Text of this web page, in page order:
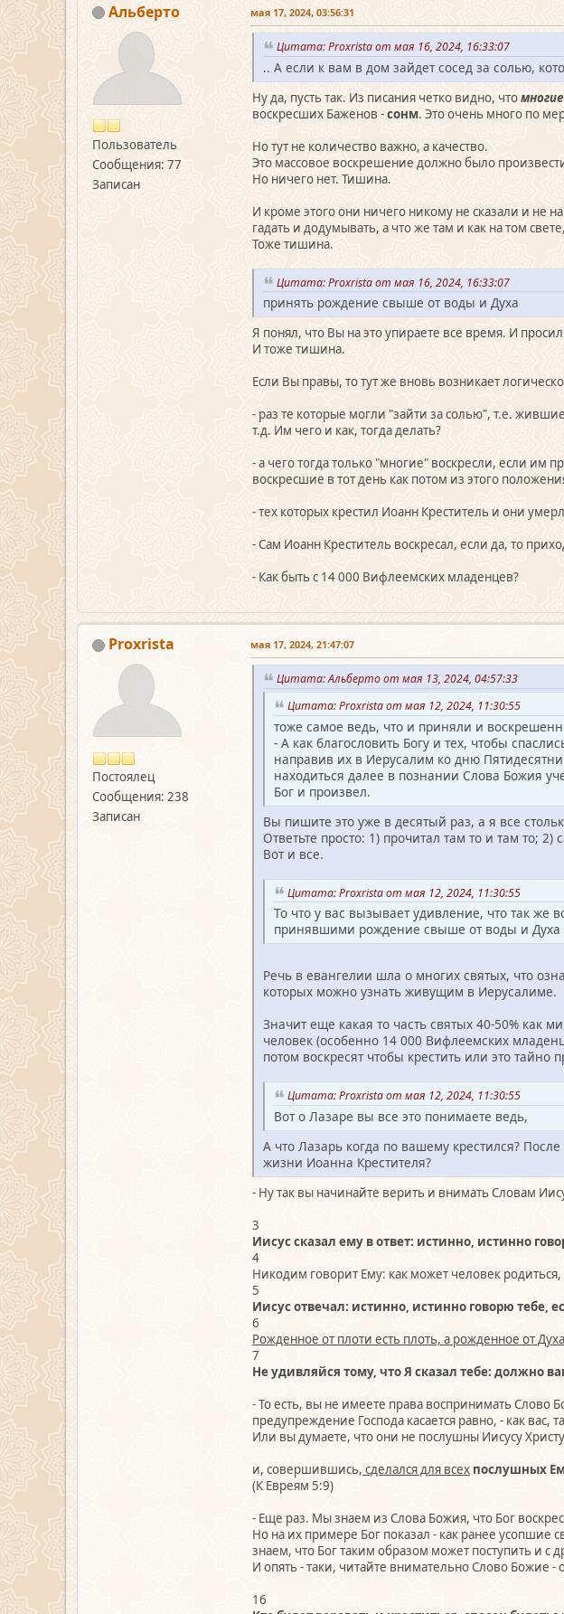
Альберто
Пользователь
Сообщения: 77
Записан
мая 17, 2024, 03:56:31
Цитата: Proxrista от мая 16, 2024, 16:33:07
.. А если к вам в дом зайдет сосед за солью,
Ну да, пусть так. Из писания четко видно, чтомногие
воскресших Баженов -сонм. Это очень много по
Но тут не количество важно, а качество.
Это массовое воскрешение должно было
Но ничего нет. Тишина.
И кроме этого они ничего никому не сказали и не
гадать и додумывать, а что же там и как на том
Тоже тишина.
Цитата: Proxrista от мая 16, 2024, 16:33:07
принять рождение свыше от воды и Духа
Я понял, что Вы на это упираете все время. И
И тоже тишина.
Если Вы правы, то тут же вновь возникает
- раз те которые могли "зайти за солью", т.е.
т.д. Им чего и как, тогда делать?
- а чего тогда только "многие" воскресли, если им
воскресшие в тот день как потом из этого
- тех которых крестил Иоанн Креститель и они
- Сам Иоанн Креститель воскресал, если да, то
- Как быть с 14 000 Вифлеемских младенцев?
Proxrista
Постоялец
Сообщения: 238
Записан
мая 17, 2024, 21:47:07
Цитата: Альберто от мая 13, 2024, 04:57:33
Цитата: Proxrista от мая 12, 2024, 11:30:55
тоже самое ведь, что и приняли и
- А как благословить Богу и тех, чтобы
направив их в Иерусалим ко дню
находиться далее в познании Слова Божия
Бог и произвел.
Вы пишите это уже в десятый раз, а я все
Ответьте просто: 1) прочитал там то и там то;
Вот и все.
Цитата: Proxrista от мая 12, 2024, 11:30:55
То что у вас вызывает удивление, что так
принявшими рождение свыше от воды и Духа
Речь в евангелии шла о многих святых, что
которых можно узнать живущим в Иерусалиме.
Значит еще какая то часть святых 40-50%
человек (особенно 14 000 Вифлеемских
потом воскресят чтобы крестить или это
Цитата: Proxrista от мая 12, 2024, 11:30:55
Вот о Лазаре вы все это понимаете ведь,
А что Лазарь когда по вашему крестился?
жизни Иоанна Крестителя?
- Ну так вы начинайте верить и внимать Словам
3
Иисус сказал ему в ответ: истинно, истинно
4
Никодим говорит Ему: как может человек
5
Иисус отвечал: истинно, истинно говорю тебе,
6
Рожденное от плоти есть плоть, а рожденное от
7
Не удивляйся тому, что Я сказал тебе: должно
- То есть, вы не имеете права воспринимать Слово
предупреждение Господа касается равно, - как
Или вы думаете, что они не послушны Иисусу
и, совершившись, сделался для всех послушных
(К Евреям 5:9)
- Еще раз. Мы знаем из Слова Божия, что Бог
Но на их примере Бог показал - как ранее усопшие
знаем, что Бог таким образом может поступить и
И опять - таки, читайте внимательно Слово Божие -
16